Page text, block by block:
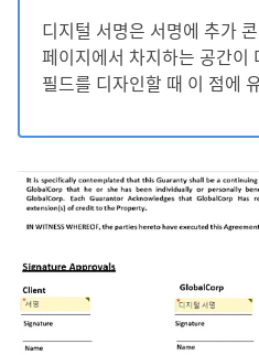
디지털 서명은 서명에 추가
페이지에서 차지하는 공간이
필드를 디자인할 때 이 점에